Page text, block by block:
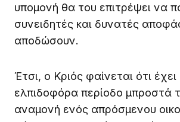
υπομονή θα του επιτρέψει να
συνειδητές και δυνατές
αποδώσουν.
Έτσι, ο Κριός φαίνεται ότι έχει
ελπιδοφόρα περίοδο μπροστά
αναμονή ενός απρόσμενου